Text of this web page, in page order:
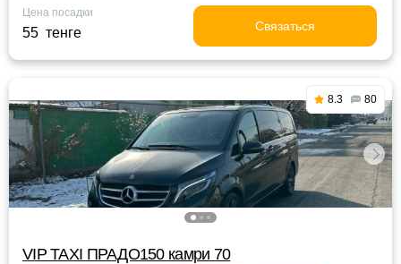
Цена посадки
55 тенге Связаться
8.3 80
VIP TAXI ПРАДО150 камри 70